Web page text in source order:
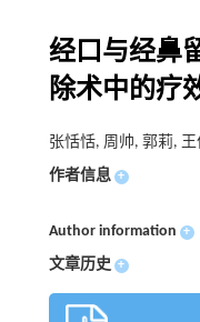
经口与经鼻
除术中的疗
张恬恬, 周帅, 郭莉,
作者信息 +
Author information +
文章历史 +